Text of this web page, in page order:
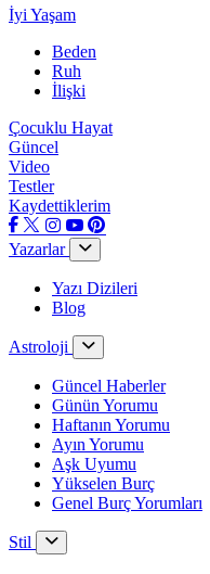
İyi Yaşam
Beden
Ruh
İlişki
Çocuklu Hayat
Güncel
Video
Testler
Kaydettiklerim
Yazarlar
Yazı Dizileri
Blog
Astroloji
Güncel Haberler
Günün Yorumu
Haftanın Yorumu
Ayın Yorumu
Aşk Uyumu
Yükselen Burç
Genel Burç Yorumları
Stil